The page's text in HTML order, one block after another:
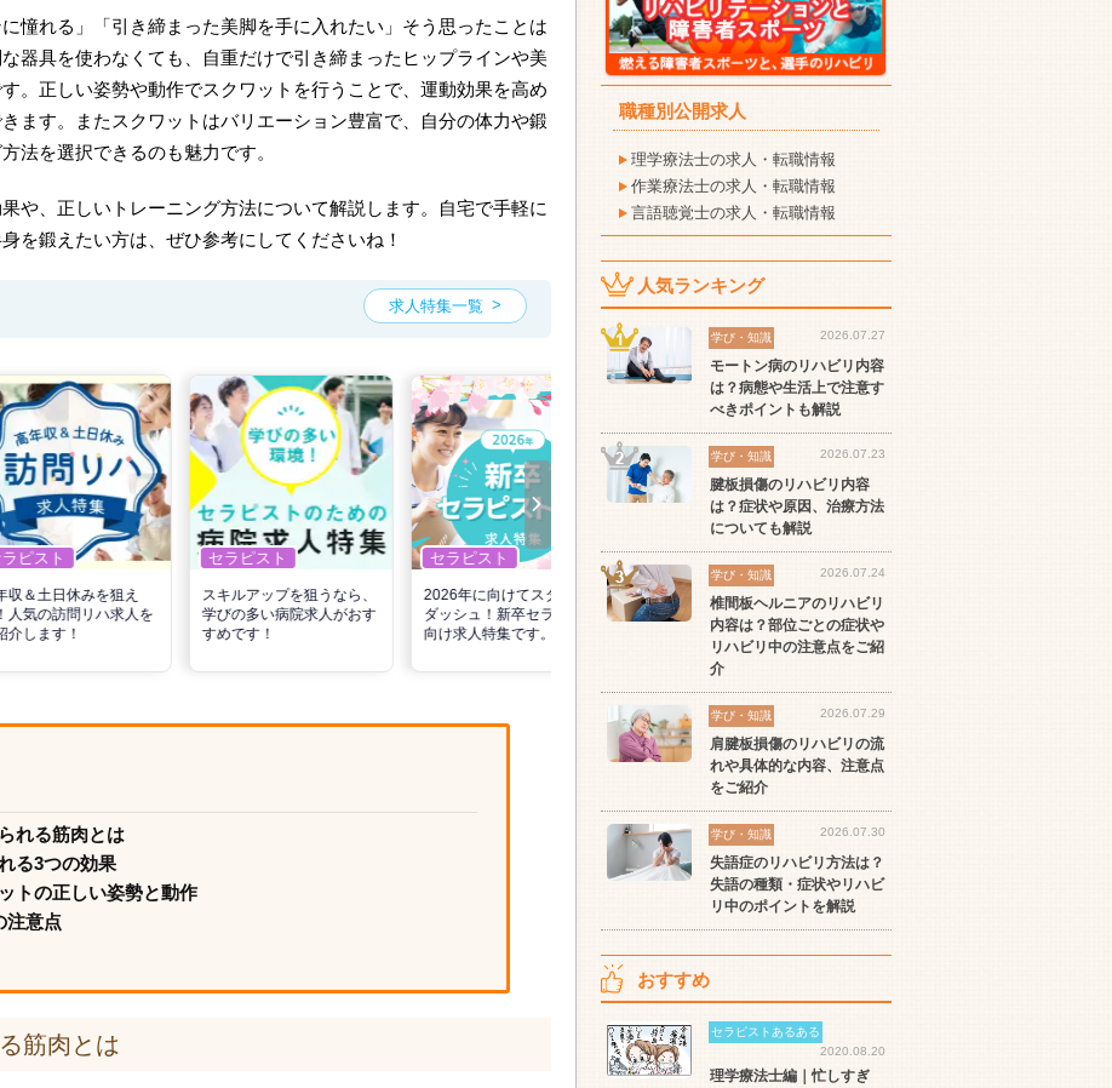
憧れる」「引き締まった美脚を手に入れたい」そう思ったことは
器具を使わなくても、自重だけで引き締まったヒップラインや美
。正しい姿勢や動作でスクワットを行うことで、運動効果を高め
ます。またスクワットはバリエーション豊富で、自分の体力や鍛
法を選択できるのも魅力です。
や、正しいトレーニング方法について解説します。自宅で手軽に
を鍛えたい方は、ぜひ参考にしてくださいね！
求人特集一覧
ピスト
収＆土日休みを狙え
人気の訪問リハ求人を
介します！
セラピスト
スキルアップを狙うなら、
学びの多い病院求人がおす
すめです！
セラピスト
2026年に向けてスタート
ダッシュ！新卒セラピスト
向け求人特集です。
セラピスト
世の中の需要の高まりとと
もに増加傾向の「介護施
設」求人をご紹介！
セラピスト
ワークライフバランス重視
派の方へ！なぜ120日が基
準？数え方も解説
れる筋肉とは
る3つの効果
トの正しい姿勢と動作
注意点
筋肉とは
職種別公開求人
理学療法士の求人・転職情報
作業療法士の求人・転職情報
言語聴覚士の求人・転職情報
人気ランキング
学び・知識 2026.07.27
モートン病のリハビリ内容
は？病態や生活上で注意す
べきポイントも解説
学び・知識 2026.07.23
腱板損傷のリハビリ内容
は？症状や原因、治療方法
についても解説
学び・知識 2026.07.24
椎間板ヘルニアのリハビリ
内容は？部位ごとの症状や
リハビリ中の注意点をご紹
介
学び・知識 2026.07.29
肩腱板損傷のリハビリの流
れや具体的な内容、注意点
をご紹介
学び・知識 2026.07.30
失語症のリハビリ方法は？
失語の種類・症状やリハビ
リ中のポイントを解説
おすすめ
セラピストあるある
2020.08.20
理学療法士編｜忙しすぎ